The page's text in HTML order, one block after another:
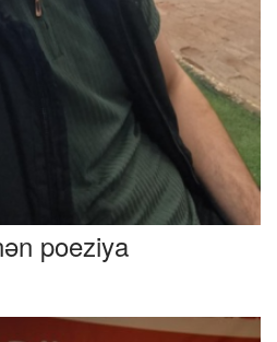
poeziya